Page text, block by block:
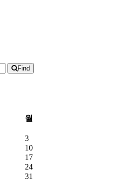
Find
월
3
10
17
24
31